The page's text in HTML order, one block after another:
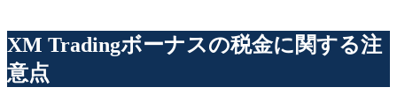
XM Tradingボーナスの税金に関する注
意点